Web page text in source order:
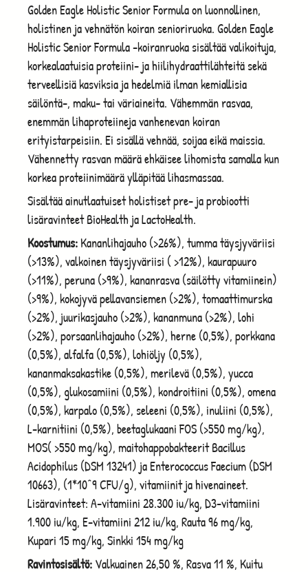
Golden Eagle Holistic Senior Formula on luonnollinen,
holistinen ja vehnätön koiran senioriruoka. Golden Eagle
Holistic Senior Formula -koiranruoka sisältää valikoituja,
korkealaatuisia proteiini- ja hiilihydraattilähteitä sekä
terveellisiä kasviksia ja hedelmiä ilman kemiallisia
säilöntä-, maku- tai väriaineita. Vähemmän rasvaa,
enemmän lihaproteiineja vanhenevan koiran
erityistarpeisiin. Ei sisällä vehnää, soijaa eikä maissia.
Vähennetty rasvan määrä ehkäisee lihomista samalla kun
korkea proteiinimäärä ylläpitää lihasmassaa.
Sisältää ainutlaatuiset holistiset pre- ja probiootti
lisäravinteet BioHealth ja LactoHealth.
Koostumus:Kananlihajauho (>26%), tumma täysjyväriisi
(>13%), valkoinen täysjyväriisi ( >12%), kaurapuuro
(>11%), peruna (>9%), kananrasva (säilötty vitamiinein)
(>9%), kokojyvä pellavansiemen (>2%), tomaattimurska
(>2%), juurikasjauho (>2%), kananmuna (>2%), lohi
(>2%), porsaanlihajauho (>2%), herne (0,5%), porkkana
(0,5%), alfalfa (0,5%), lohiöljy (0,5%),
kananmaksakastike (0,5%), merilevä (0,5%), yucca
(0,5%), glukosamiini (0,5%), kondroitiini (0,5%), omena
(0,5%), karpalo (0,5%), seleeni (0,5%), inuliini (0,5%),
L-karnitiini (0,5%), beetaglukaani FOS (>550 mg/kg),
MOS( >550 mg/kg), maitohappobakteerit Bacillus
Acidophilus (DSM 13241) ja Enterococcus Faecium (DSM
10663), (1*10^9 CFU/g), vitamiinit ja hivenaineet.
Lisäravinteet: A-vitamiini 28.300 iu/kg, D3-vitamiini
1.900 iu/kg, E-vitamiini 212 iu/kg, Rauta 96 mg/kg,
Kupari 15 mg/kg, Sinkki 154 mg/kg
Ravintosisältö: Valkuainen 26,50 %, Rasva 11 %, Kuitu